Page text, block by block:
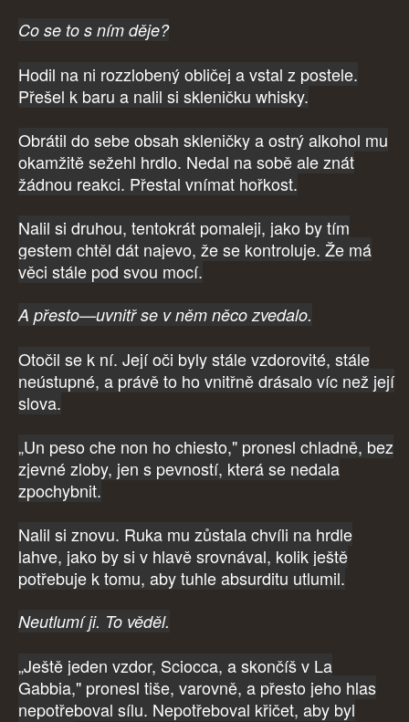
Co se to s ním děje?
Hodil na ni rozzlobený obličej a vstal z postele.
Přešel k baru a nalil si skleničku whisky.
Obrátil do sebe obsah skleničky a ostrý alkohol mu
okamžitě sežehl hrdlo. Nedal na sobě ale znát
žádnou reakci. Přestal vnímat hořkost.
Nalil si druhou, tentokrát pomaleji, jako by tím
gestem chtěl dát najevo, že se kontroluje. Že má
věci stále pod svou mocí.
A přesto—uvnitř se v něm něco zvedalo.
Otočil se k ní. Její oči byly stále vzdorovité, stále
neústupné, a právě to ho vnitřně drásalo víc než její
slova.
„Un peso che non ho chiesto," pronesl chladně, bez
zjevné zloby, jen s pevností, která se nedala
zpochybnit.
Nalil si znovu. Ruka mu zůstala chvíli na hrdle
lahve, jako by si v hlavě srovnával, kolik ještě
potřebuje k tomu, aby tuhle absurditu utlumil.
Neutlumí ji. To věděl.
„Ještě jeden vzdor, Sciocca, a skončíš v La
Gabbia," pronesl tiše, varovně, a přesto jeho hlas
nepotřeboval sílu. Nepotřeboval křičet, aby byl